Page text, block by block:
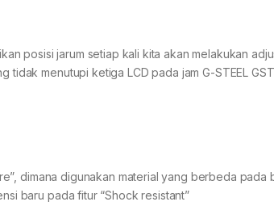
posisi jarum setiap kali kita akan melakukan
menutupi ketiga LCD pada jam G-STEEL
dimana digunakan material yang berbeda pada
baru pada fitur “Shock resistant”